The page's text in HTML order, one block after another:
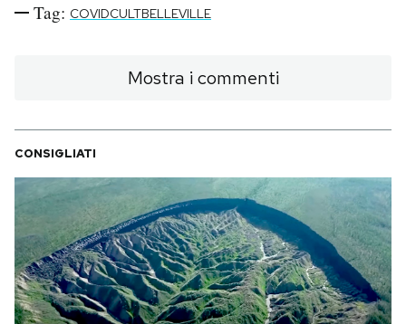
Tag: COVIDCULTBELLEVILLE
Mostra i commenti
CONSIGLIATI